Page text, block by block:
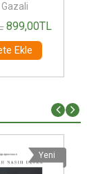
899,00TL
Ekle
Yeni